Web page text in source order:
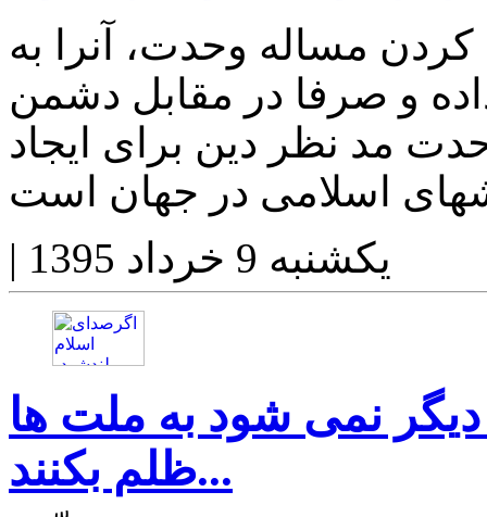
مساله وحدت، آنرا به
و صرفا در مقابل دشمن
مد نظر دین برای ایجاد
| یکشنبه 9 خرداد 1395
نمی شود به ملت ها
ظلم بکنند...